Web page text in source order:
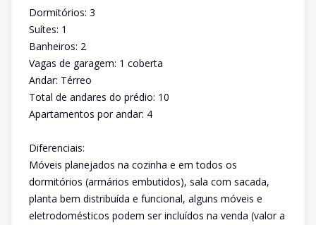
Dormitórios: 3
Suítes: 1
Banheiros: 2
Vagas de garagem: 1 coberta
Andar: Térreo
Total de andares do prédio: 10
Apartamentos por andar: 4
Diferenciais:
Móveis planejados na cozinha e em todos os
dormitórios (armários embutidos), sala com sacada,
planta bem distribuída e funcional, alguns móveis e
eletrodomésticos podem ser incluídos na venda (valor a